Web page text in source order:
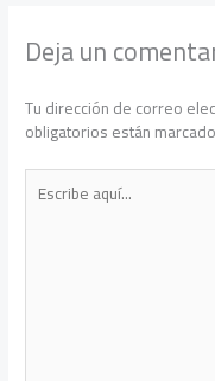
Deja un
Tu dirección de correo
obligatorios están
Escribe
aquí...